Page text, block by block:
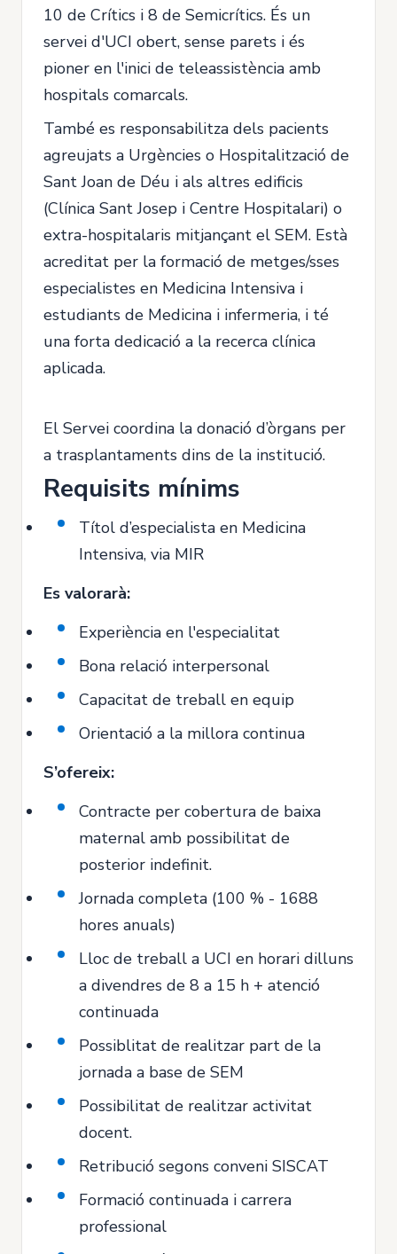
10 de Crítics i 8 de Semicrítics. És un
servei d'UCI obert, sense parets i és
pioner en l'inici de teleassistència amb
hospitals comarcals.
També es responsabilitza dels pacients
agreujats a Urgències o Hospitalització de
Sant Joan de Déu i als altres edificis
(Clínica Sant Josep i Centre Hospitalari) o
extra-hospitalaris mitjançant el SEM. Està
acreditat per la formació de metges/sses
especialistes en Medicina Intensiva i
estudiants de Medicina i infermeria, i té
una forta dedicació a la recerca clínica
aplicada.
El Servei coordina la donació d’òrgans per
a trasplantaments dins de la institució.
Requisits mínims
Títol d’especialista en Medicina
Intensiva, via MIR
Es valorarà:
Experiència en l'especialitat
Bona relació interpersonal
Capacitat de treball en equip
Orientació a la millora continua
S’ofereix:
Contracte per cobertura de baixa
maternal amb possibilitat de
posterior indefinit.
Jornada completa (100 % - 1688
hores anuals)
Lloc de treball a UCI en horari dilluns
a divendres de 8 a 15 h + atenció
continuada
Possiblitat de realitzar part de la
jornada a base de SEM
Possibilitat de realitzar activitat
docent.
Retribució segons conveni SISCAT
Formació continuada i carrera
professional